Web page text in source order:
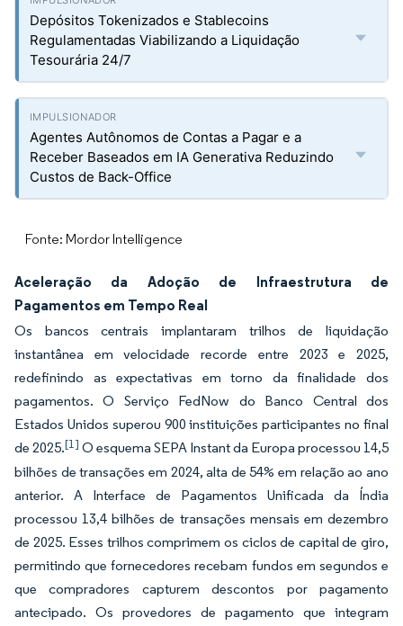
Depósitos Tokenizados e Stablecoins
Regulamentadas Viabilizando a Liquidação
Tesourária 24/7
Agentes Autônomos de Contas a Pagar e a
Receber Baseados em IA Generativa Reduzindo
Custos de Back-Office
Fonte: Mordor Intelligence
Aceleração da Adoção de Infraestrutura de
Pagamentos em Tempo Real
Os bancos centrais implantaram trilhos de liquidação
instantânea em velocidade recorde entre 2023 e 2025,
redefinindo as expectativas em torno da finalidade dos
pagamentos. O Serviço FedNow do Banco Central dos
Estados Unidos superou 900 instituições participantes no final
de 2025.[1] O esquema SEPA Instant da Europa processou 14,5
bilhões de transações em 2024, alta de 54% em relação ao ano
anterior. A Interface de Pagamentos Unificada da Índia
processou 13,4 bilhões de transações mensais em dezembro
de 2025. Esses trilhos comprimem os ciclos de capital de giro,
permitindo que fornecedores recebam fundos em segundos e
que compradores capturem descontos por pagamento
antecipado. Os provedores de pagamento que integram